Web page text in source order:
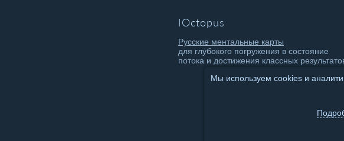
IOctopus
Русские ментальные карты
для глубокого погружения в состояние
потока и достижения классных
Мы используем cookies и